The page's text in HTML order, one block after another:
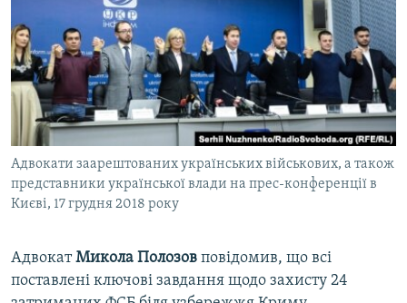
ВІДЕОУРОКИ «ELIFBE»
СВІДЧЕННЯ ОКУПАЦІЇ
УКРАЇНСЬКА ПРОБЛЕМА КРИМУ
ІНФОГРАФІКА
ЯК ОБІЙТИ БЛОКУВАННЯ
Русский
Qırımtatar
ДОЛУЧАЙСЯ!
Адвокати заарештованих українських військових, а також
представники української влади на прес-конференції в
Києві, 17 грудня 2018 року
АдвокатМикола Полозов повідомив, що всі
поставлені ключові завдання щодо захисту 24